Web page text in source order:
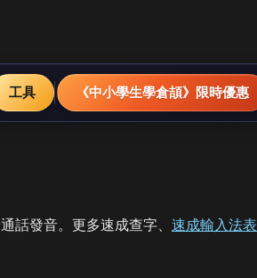
工具 《中小學生學倉頡》限時優惠
話發音。更多速成查字、 速成輸入法表